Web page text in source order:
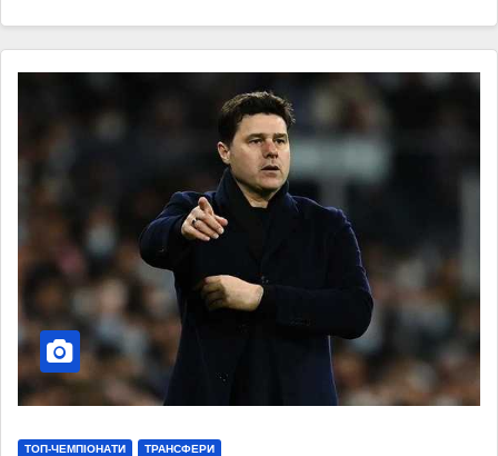
ТОП-ЧЕМПІОНАТИ ТРАНСФЕРИ